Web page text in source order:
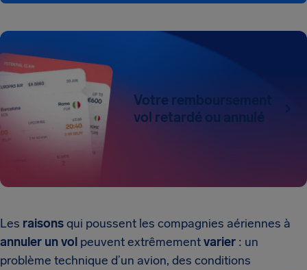
Votre remboursement
vol retardé ou annulé
Les raisonsqui poussent les compagnies aériennes à
annuler un vol peuvent extrêmementvarier : un
problème technique d’un avion, des conditions